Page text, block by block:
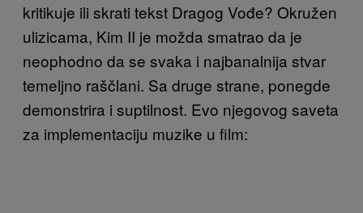
kritikuje ili skrati tekst Dragog Vođe? Okružen
ulizicama, Kim II je možda smatrao da je
neophodno da se svaka i najbanalnija stvar
temeljno raščlani. Sa druge strane, ponegde
demonstrira i suptilnost. Evo njegovog saveta
za implementaciju muzike u film: